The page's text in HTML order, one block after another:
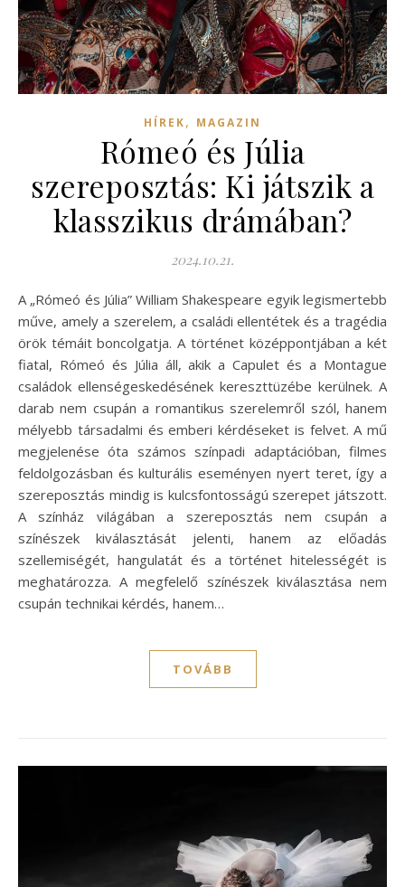
HÍREK, MAGAZIN
Rómeó és Júlia
szereposztás: Ki játszik a
klasszikus drámában?
2024.10.21.
A „Rómeó és Júlia” William Shakespeare egyik legismertebb
műve, amely a szerelem, a családi ellentétek és a tragédia
örök témáit boncolgatja. A történet középpontjában a két
fiatal, Rómeó és Júlia áll, akik a Capulet és a Montague
családok ellenségeskedésének kereszttüzébe kerülnek. A
darab nem csupán a romantikus szerelemről szól, hanem
mélyebb társadalmi és emberi kérdéseket is felvet. A mű
megjelenése óta számos színpadi adaptációban, filmes
feldolgozásban és kulturális eseményen nyert teret, így a
szereposztás mindig is kulcsfontosságú szerepet játszott.
A színház világában a szereposztás nem csupán a
színészek kiválasztását jelenti, hanem az előadás
szellemiségét, hangulatát és a történet hitelességét is
meghatározza. A megfelelő színészek kiválasztása nem
csupán technikai kérdés, hanem…
TOVÁBB